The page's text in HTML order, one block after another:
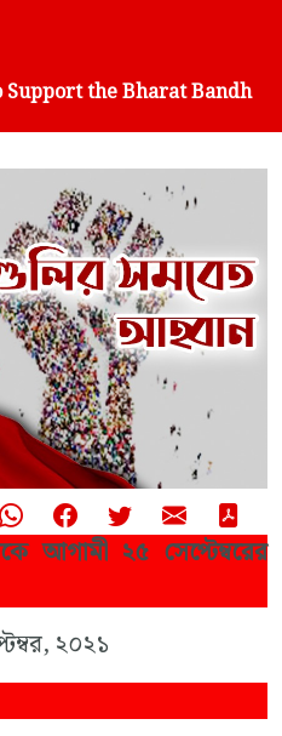
Support the Bharat Bandh
আগামী ২৫ সেপ্টেম্বরের
২০২১